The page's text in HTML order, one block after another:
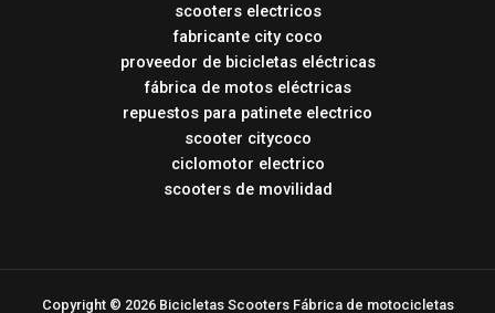
scooters electricos
fabricante city coco
proveedor de bicicletas eléctricas
fábrica de motos eléctricas
repuestos para patinete electrico
scooter citycoco
ciclomotor electrico
scooters de movilidad
Copyright © 2026 Bicicletas Scooters Fábrica de motocicletas